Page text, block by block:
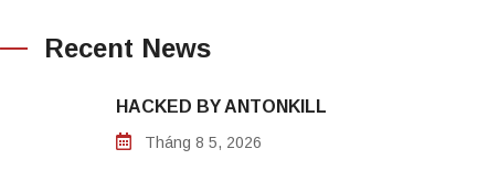
Recent News
HACKED BY ANTONKILL
Tháng 8 5, 2026